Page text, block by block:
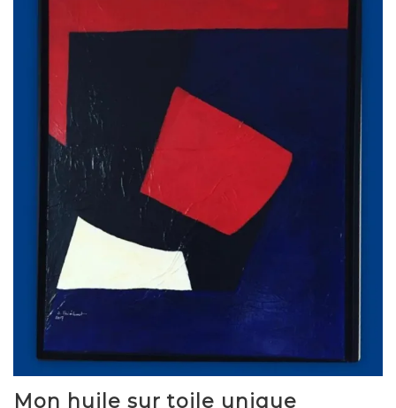
Mon huile sur toile unique